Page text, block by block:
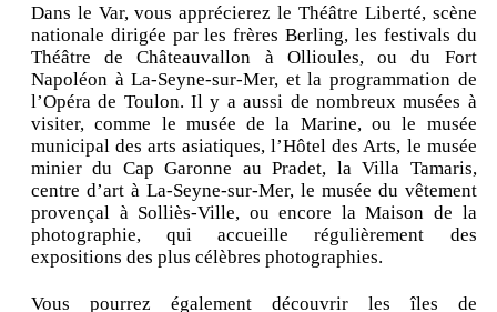
Dans le Var, vous apprécierez le Théâtre Liberté, scène
nationale dirigée par les frères Berling, les festivals du
Théâtre de Châteauvallon à Ollioules, ou du Fort
Napoléon à La-Seyne-sur-Mer, et la programmation de
l’Opéra de Toulon. Il y a aussi de nombreux musées à
visiter, comme le musée de la Marine, ou le musée
municipal des arts asiatiques, l’Hôtel des Arts, le musée
minier du Cap Garonne au Pradet, la Villa Tamaris,
centre d’art à La-Seyne-sur-Mer, le musée du vêtement
provençal à Solliès-Ville, ou encore la Maison de la
photographie, qui accueille régulièrement des
expositions des plus célèbres photographies.
Vous pourrez également découvrir les îles de